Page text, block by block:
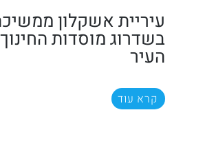
עיריית אשקלון
בשדרוג מוסדות
העיר
קרא עוד